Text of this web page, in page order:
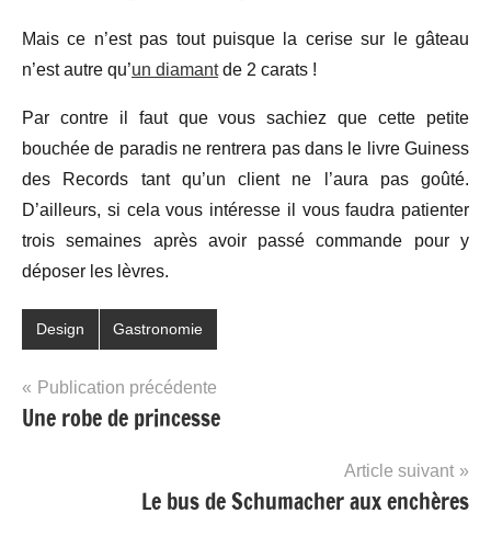
Mais ce n’est pas tout puisque la cerise sur le gâteau
n’est autre qu’un diamantde 2 carats !
Par contre il faut que vous sachiez que cette petite
bouchée de paradis ne rentrera pas dans le livre Guiness
des Records tant qu’un client ne l’aura pas goûté.
D’ailleurs, si cela vous intéresse il vous faudra patienter
trois semaines après avoir passé commande pour y
déposer les lèvres.
Design Gastronomie
Navigation
de
Publication précédente
Une robe de princesse
Article suivant
Le bus de Schumacher aux enchères